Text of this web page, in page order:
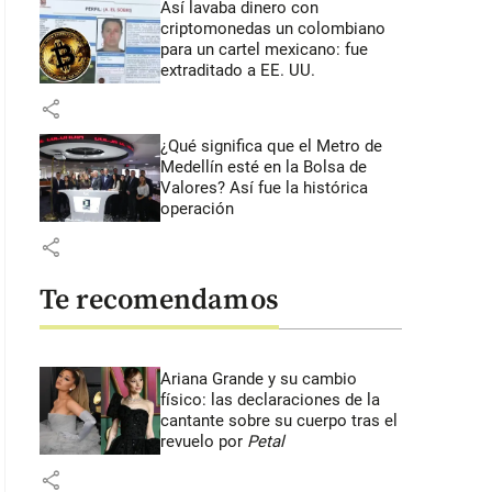
libros de László Krasznahorkai que se pueden leer en español.
Así lavaba dinero con
criptomonedas un colombiano
para un cartel mexicano: fue
extraditado a EE. UU.
share
¿Qué significa que el Metro de
Medellín esté en la Bolsa de
Valores? Así fue la histórica
operación
share
Te recomendamos
Ariana Grande y su cambio
físico: las declaraciones de la
cantante sobre su cuerpo tras el
revuelo por Petal
share